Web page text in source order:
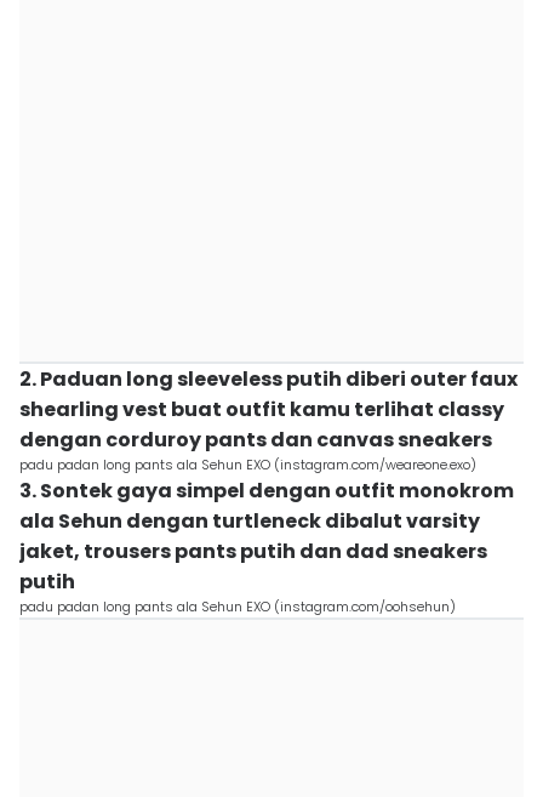
2. Paduan long sleeveless putih diberi outer faux
shearling vest buat outfit kamu terlihat classy
dengan corduroy pants dan canvas sneakers
padu padan long pants ala Sehun EXO (instagram.com/weareone.exo)
3. Sontek gaya simpel dengan outfit monokrom
ala Sehun dengan turtleneck dibalut varsity
jaket, trousers pants putih dan dad sneakers
putih
padu padan long pants ala Sehun EXO (instagram.com/oohsehun)